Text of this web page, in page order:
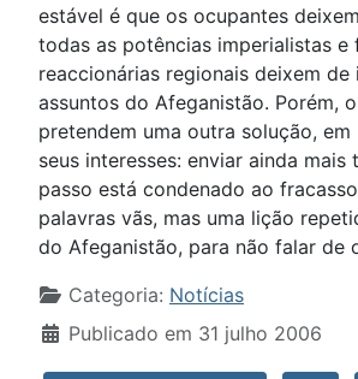
estável é que os ocupantes
todas as potências imperialistas e
reaccionárias regionais deixem
assuntos do Afeganistão. Porém,
pretendem uma outra solução,
seus interesses: enviar ainda mais
passo está condenado ao
palavras vãs, mas uma lição
do Afeganistão, para não falar de
Detalhes
Categoria: Notícias
Publicado em 31 julho 2006